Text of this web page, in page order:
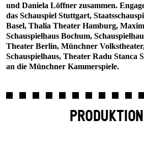
und Daniela Löffner zusammen.
das Schauspiel Stuttgart,
Basel, Thalia Theater Hamburg,
Schauspielhaus Bochum,
Theater Berlin, Münchner
Schauspielhaus, Theater Radu Stanca
an die Münchner Kammerspiele.